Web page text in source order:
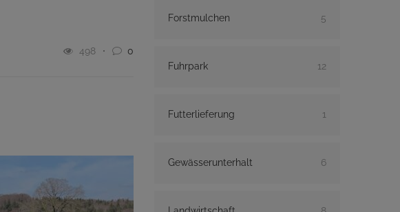
498 0
Forstmulchen 5
Fuhrpark 12
Futterlieferung 1
Gewässerunterhalt 6